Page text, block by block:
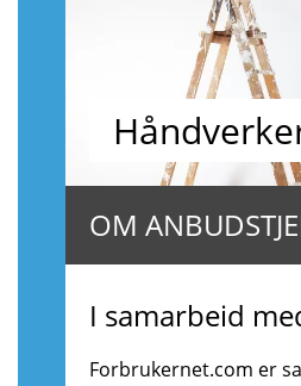
OM
I samarbeid
Forbrukernet.com er